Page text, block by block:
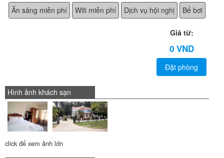
Ăn sáng miễn phí Wifi miễn phí Dịch vụ hội nghị Bể bơi
Giá từ:
0 VND
Đặt phòng
Hình ảnh khách sạn
click để xem ảnh lớn